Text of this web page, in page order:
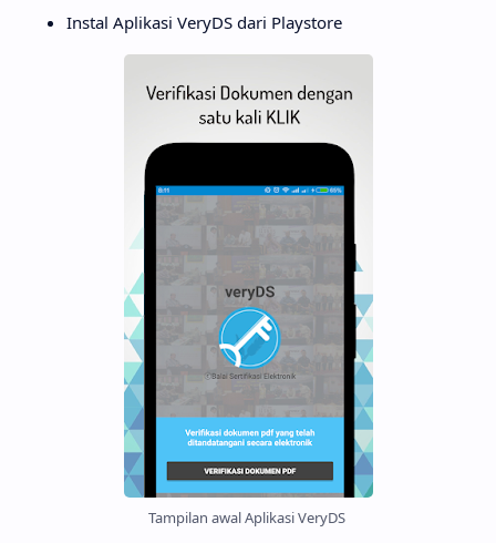
Instal Aplikasi VeryDS dari Playstore
Tampilan awal Aplikasi VeryDS